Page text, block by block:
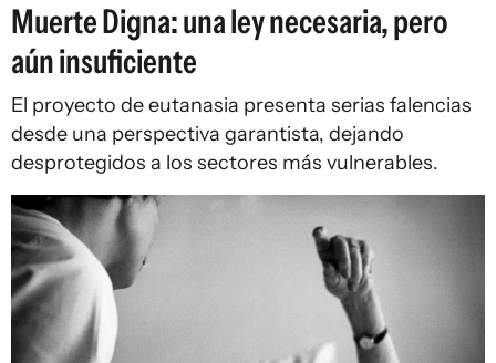
Muerte Digna: una ley necesaria, pero
aún insuficiente
El proyecto de eutanasia presenta serias falencias
desde una perspectiva garantista, dejando
desprotegidos a los sectores más vulnerables.